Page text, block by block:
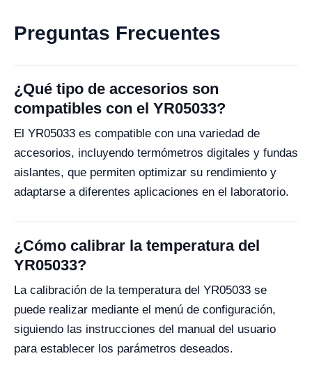
Preguntas Frecuentes
¿Qué tipo de accesorios son
compatibles con el YR05033?
El YR05033 es compatible con una variedad de
accesorios, incluyendo termómetros digitales y fundas
aislantes, que permiten optimizar su rendimiento y
adaptarse a diferentes aplicaciones en el laboratorio.
¿Cómo calibrar la temperatura del
YR05033?
La calibración de la temperatura del YR05033 se
puede realizar mediante el menú de configuración,
siguiendo las instrucciones del manual del usuario
para establecer los parámetros deseados.